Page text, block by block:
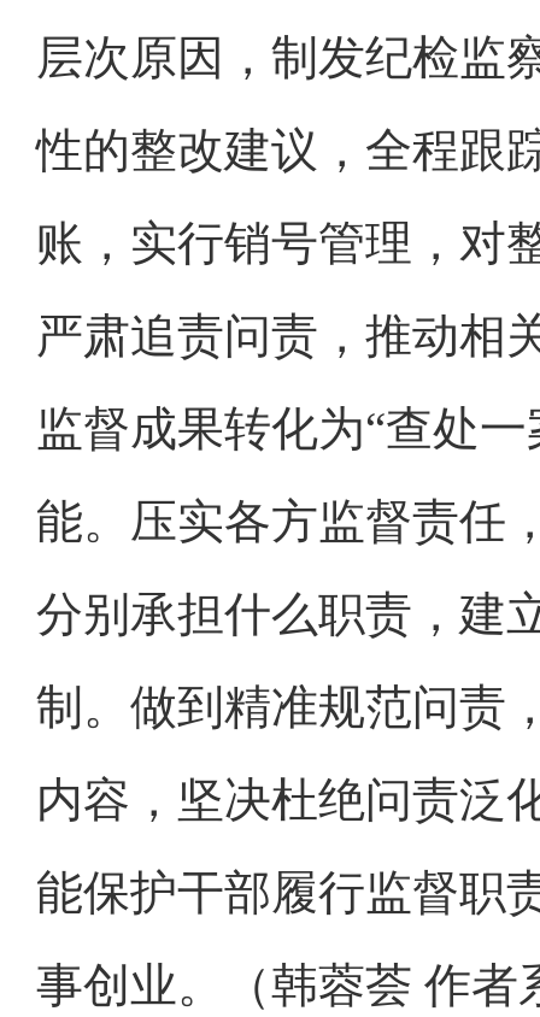
层次原因，制发纪检监
性的整改建议，全程跟
账，实行销号管理，对
严肃追责问责，推动相
监督成果转化为“查处
能。压实各方监督责任
分别承担什么职责，建
制。做到精准规范问责
内容，坚决杜绝问责泛
能保护干部履行监督职
事创业。（韩蓉荟 作者